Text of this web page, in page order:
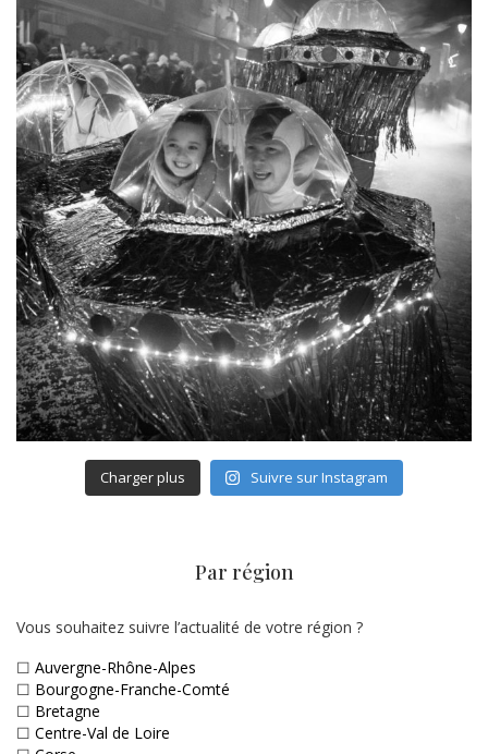
Charger plus Suivre sur Instagram
Par région
Vous souhaitez suivre l’actualité de votre région ?
☐ Auvergne-Rhône-Alpes
☐ Bourgogne-Franche-Comté
☐ Bretagne
☐ Centre-Val de Loire